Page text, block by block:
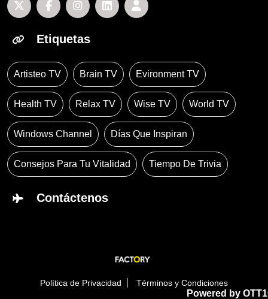
Etiquetas
Artisteo TV Brain TV Evironment TV
Health TV Relax TV Wise TV World TV
Windows Channel Días Que Inspiran
Consejos Para Tu Vitalidad Tiempo De Trivia
Contáctenos
Política de Privacidad Términos y Condiciones
Powered by